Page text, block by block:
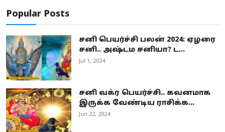
Popular Posts
சனி பெயர்ச்சி பலன் 2024: ஏழரை
சனி.. அஷ்டம சனியா? ட...
Jul 1, 2024
சனி வக்ர பெயர்ச்சி.. கவனமாக
இருக்க வேண்டிய ராசிக்க...
Jun 22, 2024